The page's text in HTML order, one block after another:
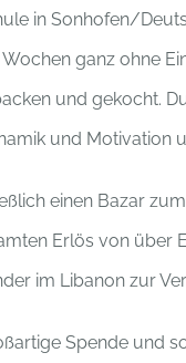
in Sonhofen/
ganz ohne
und gekocht.
und Motivation
einen Bazar
Erlös von über
im Libanon zur
Spende und